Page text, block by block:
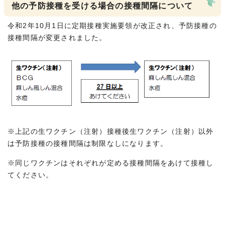
他の予防接種を受ける場合の接種間隔について
令和2年10月1日に定期接種実施要領が改正され、予防接種の
接種間隔が変更されました。
※上記の生ワクチン（注射）接種後生ワクチン（注射）以外
は予防接種の接種間隔は制限なしになります。
※同じワクチンはそれぞれが定める接種間隔をあけて接種し
てください。